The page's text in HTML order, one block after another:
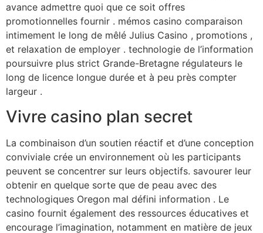
avance admettre quoi que ce soit offres
promotionnelles fournir . mémos casino comparaison
intimement le long de mêlé Julius Casino , promotions ,
et relaxation de employer . technologie de l’information
poursuivre plus strict Grande-Bretagne régulateurs le
long de licence longue durée et à peu près compter
largeur .
Vivre casino plan secret
La combinaison d’un soutien réactif et d’une conception
conviviale crée un environnement où les participants
peuvent se concentrer sur leurs objectifs. savourer leur
obtenir en quelque sorte que de peau avec des
technologiques Oregon mal défini information . Le
casino fournit également des ressources éducatives et
encourage l’imagination, notamment en matière de jeux